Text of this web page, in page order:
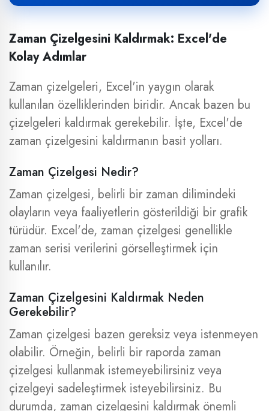
Zaman Çizelgesini Kaldırmak: Excel'de
Kolay Adımlar
Zaman çizelgeleri, Excel'in yaygın olarak
kullanılan özelliklerinden biridir. Ancak bazen bu
çizelgeleri kaldırmak gerekebilir. İşte, Excel'de
zaman çizelgesini kaldırmanın basit yolları.
Zaman Çizelgesi Nedir?
Zaman çizelgesi, belirli bir zaman dilimindeki
olayların veya faaliyetlerin gösterildiği bir grafik
türüdür. Excel'de, zaman çizelgesi genellikle
zaman serisi verilerini görselleştirmek için
kullanılır.
Zaman Çizelgesini Kaldırmak Neden
Gerekebilir?
Zaman çizelgesi bazen gereksiz veya istenmeyen
olabilir. Örneğin, belirli bir raporda zaman
çizelgesi kullanmak istemeyebilirsiniz veya
çizelgeyi sadeleştirmek isteyebilirsiniz. Bu
durumda, zaman çizelgesini kaldırmak önemli